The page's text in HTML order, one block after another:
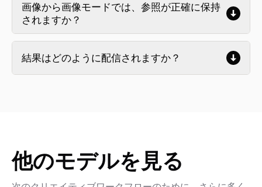
画像から画像モードでは、参照が正確に保持
されますか？
結果はどのように配信されますか？
他のモデルを見る